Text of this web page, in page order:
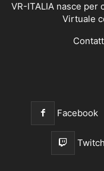
VR-ITALIA nasce per
Virtuale
Facebook
Twitch